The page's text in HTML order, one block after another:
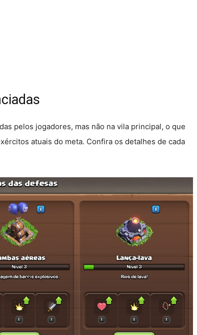
pelos jogadores, mas não na vila principal, o que
atuais do meta. Confira os detalhes de cada